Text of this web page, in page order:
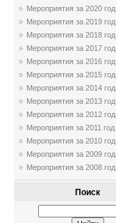
Мероприятия за 2020 год
Мероприятия за 2019 год
Мероприятия за 2018 год
Мероприятия за 2017 год
Мероприятия за 2016 год
Мероприятия за 2015 год
Мероприятия за 2014 год
Мероприятия за 2013 год
Мероприятия за 2012 год
Мероприятия за 2011 год
Мероприятия за 2010 год
Мероприятия за 2009 год
Мероприятия за 2008 год
Поиск